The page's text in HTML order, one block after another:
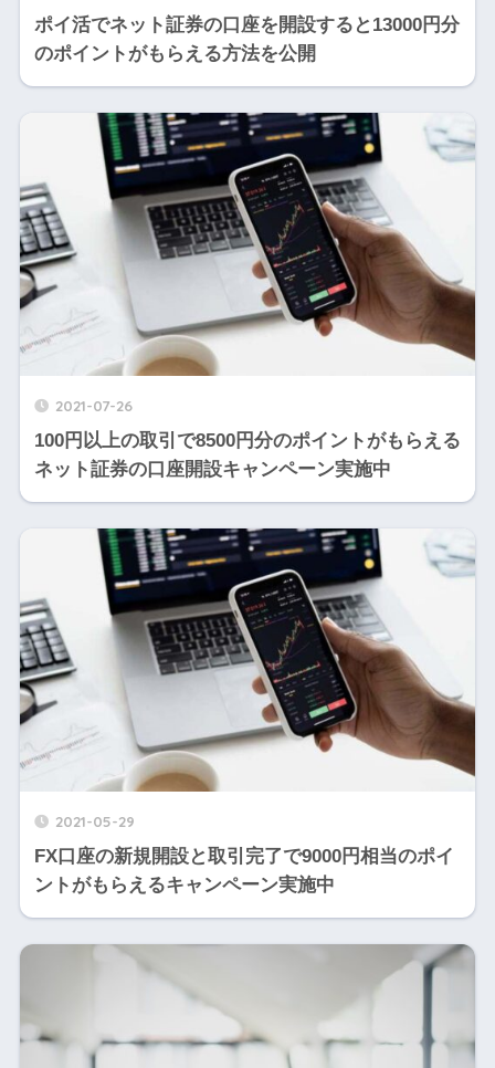
ポイ活でネット証券の口座を開設すると13000円分
のポイントがもらえる方法を公開
2021-07-26
100円以上の取引で8500円分のポイントがもらえる
ネット証券の口座開設キャンペーン実施中
2021-05-29
FX口座の新規開設と取引完了で9000円相当のポイ
ントがもらえるキャンペーン実施中